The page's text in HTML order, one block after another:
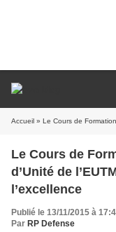
Accueil » Le Cours de Formation des
Le Cours de
d’Unité de
l’excellence
Publié le 13/11/2015 à
Par RP Defense